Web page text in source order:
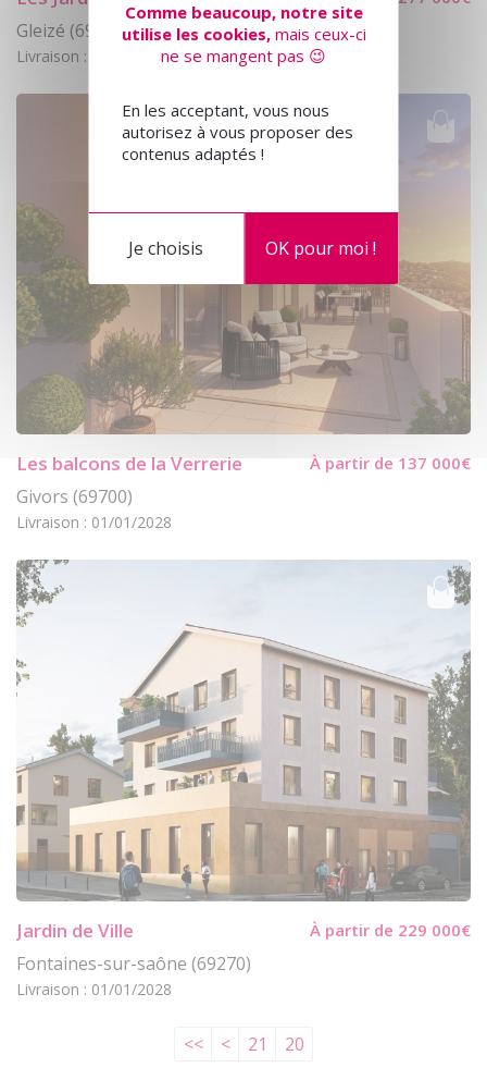
Gleizé (69400)
Livraison : 01/10/2028
Les balcons de la Verrerie À partir de 137 000€
Givors (69700)
Livraison : 01/01/2028
Jardin de Ville À partir de 229 000€
Fontaines-sur-saône (69270)
Livraison : 01/01/2028
<< < 21 20
Comme beaucoup, notre site
utilise les cookies,mais ceux-ci
ne se mangent pas 😉
En les acceptant, vous nous
autorisez à vous proposer des
contenus adaptés !
OK pour moi !
Je choisis